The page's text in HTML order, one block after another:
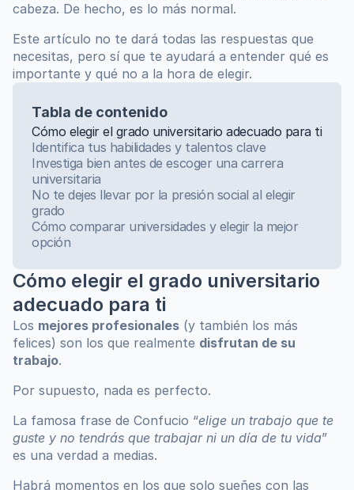
cabeza. De hecho, es lo más normal.
Este artículo no te dará todas las respuestas que
necesitas, pero sí que te ayudará a entender qué es
importante y qué no a la hora de elegir.
Cómo elegir el grado universitario
adecuado para ti
Los mejores profesionales (y también los más
felices) son los que realmente disfrutan de su
trabajo.
Por supuesto, nada es perfecto.
La famosa frase de Confucio “elige un trabajo que te
guste y no tendrás que trabajar ni un día de tu vida”
es una verdad a medias.
Habrá momentos en los que solo sueñes con las
Tabla de contenido
Cómo elegir el grado universitario adecuado para ti
Identifica tus habilidades y talentos clave
Investiga bien antes de escoger una carrera
universitaria
No te dejes llevar por la presión social al elegir
grado
Cómo comparar universidades y elegir la mejor
opción